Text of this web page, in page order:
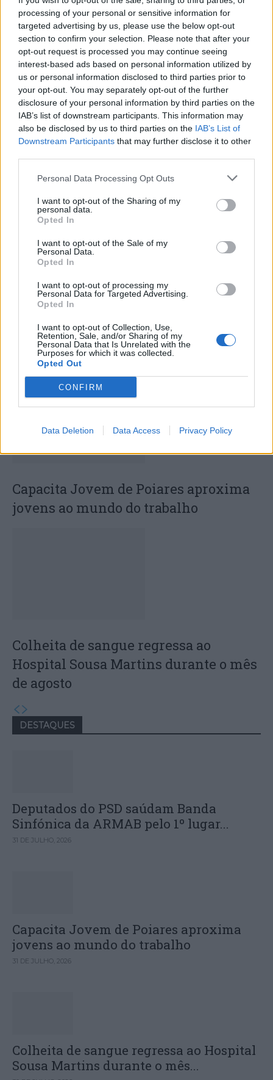
processing of your personal or sensitive information for
targeted advertising by us, please use the below opt-out
section to confirm your selection. Please note that after your
opt-out request is processed you may continue seeing
interest-based ads based on personal information utilized by
us or personal information disclosed to third parties prior to
your opt-out. You may separately opt-out of the further
disclosure of your personal information by third parties on the
IAB’s list of downstream participants. This information may
also be disclosed by us to third parties on the IAB’s List of
Downstream Participants that may further disclose it to other
Personal Data Processing Opt Outs
I want to opt-out of the Sharing of my
personal data.
Opted In
I want to opt-out of the Sale of my
Personal Data.
Opted In
I want to opt-out of processing my
Personal Data for Targeted Advertising.
Opted In
I want to opt-out of Collection, Use,
Retention, Sale, and/or Sharing of my
Personal Data that Is Unrelated with the
Purposes for which it was collected.
Opted Out
CONFIRM
Data Deletion Data Access Privacy Policy
Artigo anterior
Góis: Feira dos Santos, do
Mel e da Castanhas 2025
Próximo artigo
Universidade de Coimbra e
Universidade Politécnica
de Macau criam
laboratório que vai
desenvolver soluções
inovadoras para o
envelhecimento
ARTIGOS RELACIONADOSMAIS DO AUTOR
Deputados do PSD saúdam Banda
Sinfónica da ARMAB pelo 1º lugar no
certame internacional de Valência
Capacita Jovem de Poiares aproxima
jovens ao mundo do trabalho
Colheita de sangue regressa ao
Hospital Sousa Martins durante o mês
de agosto
DESTAQUES
Deputados do PSD saúdam Banda
Sinfónica da ARMAB pelo 1º lugar...
31 DE JULHO, 2026
Capacita Jovem de Poiares aproxima
jovens ao mundo do trabalho
31 DE JULHO, 2026
Colheita de sangue regressa ao Hospital
Sousa Martins durante o mês...